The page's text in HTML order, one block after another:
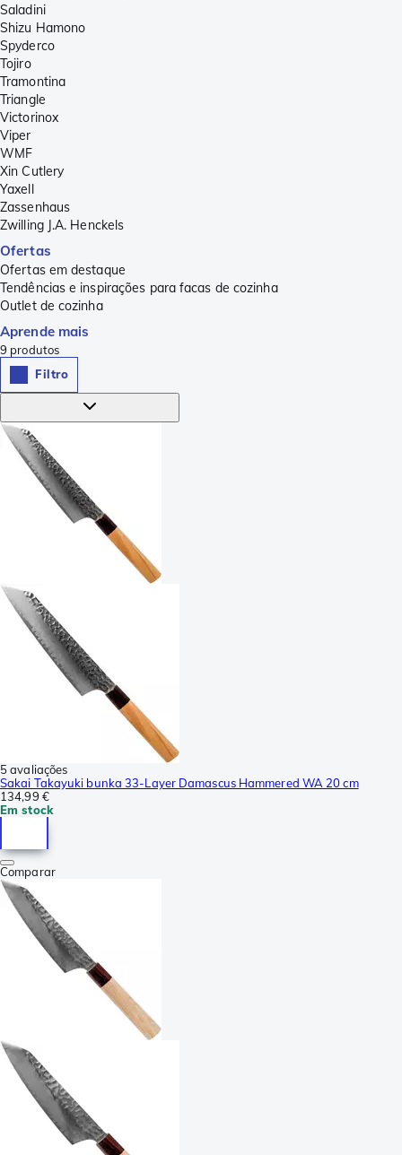
Saladini
Shizu Hamono
Spyderco
Tojiro
Tramontina
Triangle
Victorinox
Viper
WMF
Xin Cutlery
Yaxell
Zassenhaus
Zwilling J.A. Henckels
Ofertas
Ofertas em destaque
Tendências e inspirações para facas de cozinha
Outlet de cozinha
Aprende mais
9 produtos
Filtro
5 avaliações
Sakai Takayuki bunka 33-Layer Damascus Hammered WA 20 cm
134,99 €
Em stock
Comparar